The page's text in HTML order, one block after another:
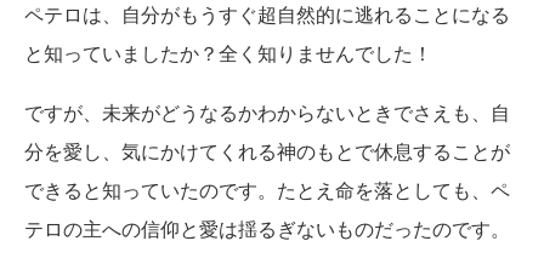
ペテロは、自分がもうすぐ超自然的に逃れることになる
と知っていましたか？全く知りませんでした！
ですが、未来がどうなるかわからないときでさえも、自
分を愛し、気にかけてくれる神のもとで休息することが
できると知っていたのです。たとえ命を落としても、ペ
テロの主への信仰と愛は揺るぎないものだったのです。